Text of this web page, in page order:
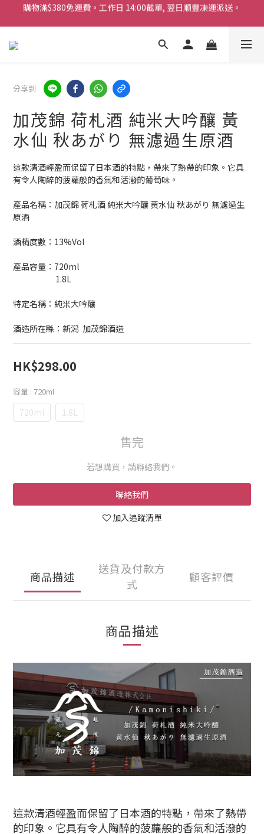
購物滿$380免運費。工作日 14:00截單, 翌日順豐凍運派送。
「720ml 清酒自由配 (Mix & Match)」$698 任選 4 支
消費滿$1000 即送六罐六甲啤酒
購物滿$380免運費。工作日 14:00截單, 翌日順豐凍運派送。
分享到
加茂錦 荷札酒 純米大吟釀 黃
水仙 秋あがり 無濾過生原酒
這款清酒輕盈而保留了日本酒的特點，帶來了熱帶的印象。它具
有令人陶醉的菠蘿般的香氣和活潑的葡萄味。
產品名稱：加茂錦 荷札酒 純米大吟釀 黃水仙 秋あがり 無濾過生
原酒
酒精度數：13%Vol
產品容量：720ml
                        1.8L
特定名稱：純米大吟釀
酒造所在縣：新潟  加茂錦酒造
HK$298.00
容量 : 720ml
720ml 1.8L
售完
若想購買，請聯絡我們。
聯絡我們
加入追蹤清單
商品描述
送貨及付款方
式
顧客評價
商品描述
這款清酒輕盈而保留了日本酒的特點，帶來了熱帶
的印象。它具有令人陶醉的菠蘿般的香氣和活潑的